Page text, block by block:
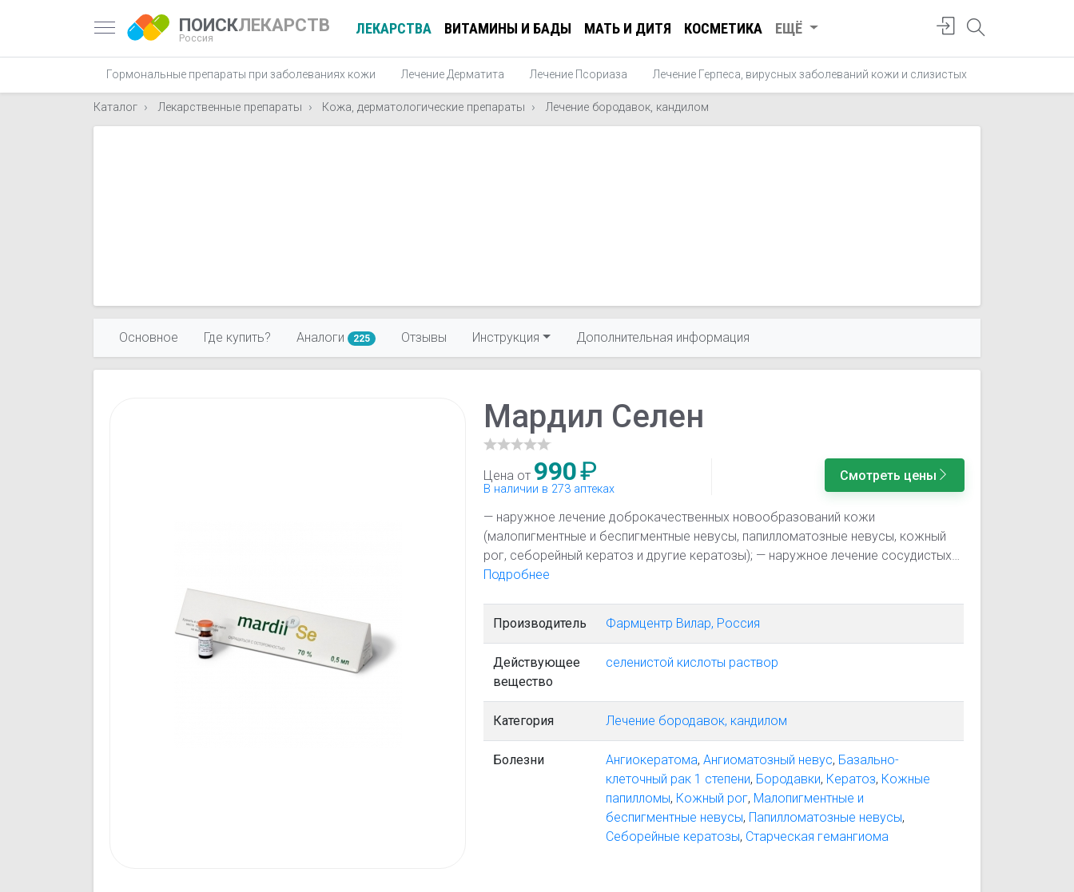
ПОИСКЛЕКАРСТВ
Россия
ЛЕКАРСТВА ВИТАМИНЫ И БАДЫ МАТЬ И ДИТЯ КОСМЕТИКА ЕЩЁ
Гормональные препараты при заболеваниях кожи Лечение Дерматита Лечение Псориаза Лечение Герпеса, вирусных заболеваний кожи и слизистых
Каталог Лекарственные препараты Кожа, дерматологические препараты Лечение бородавок, кандилом
Основное Где купить? Аналоги 225 Отзывы Инструкция Дополнительная информация
Мардил Селен
Цена от 990₽
В наличии в 273 аптеках
Смотреть цены
— наружное лечение доброкачественных новообразований кожи
(малопигментные и беспигментные невусы, папилломатозные невусы, кожный
рог, себорейный кератоз и другие кератозы); — наружное лечение сосудистых
доброкачественных новообразований (старческая гемангиома, ангиокератома,
бородавки, плоские бородавки, папилломы); — наружное лечение
1 степени).
Подробнее
Производитель Фармцентр Вилар, Россия
Действующее
вещество
селенистой кислоты раствор
Категория Лечение бородавок, кандилом
Болезни Ангиокератома,Ангиоматозный невус, Базально-
клеточный рак 1 степени, Бородавки, Кератоз, Кожные
папилломы, Кожный рог, Малопигментные и
беспигментные невусы, Папилломатозные невусы,
Себорейные кератозы, Старческая гемангиома